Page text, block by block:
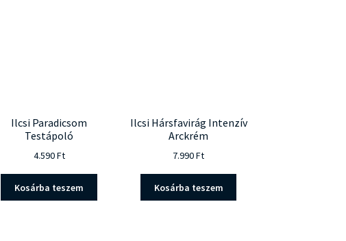
Ilcsi Paradicsom
Testápoló
4.590Ft
Kosárba teszem
Ilcsi Hársfavirág Intenzív
Arckrém
7.990Ft
Kosárba teszem